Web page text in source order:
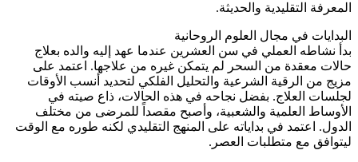
المعرفة التقليدية والحديثة.
البدايات في مجال العلوم الروحانية
بدأ نشاطه العملي في سن العشرين عندما عهد إليه والده بعلاج
حالات معقدة من السحر لم يتمكن غيره من علاجها. اعتمد على
مزيج من الرقية الشرعية والتحليل الفلكي لتحديد أنسب الأوقات
لجلسات العلاج. بفضل نجاحه في هذه الحالات، ذاع صيته في
الأوساط العلمية والشعبية، وأصبح مقصداً للمرضى من مختلف
الدول. اعتمد في بداياته على المنهج التقليدي لكنه طوره مع الوقت
ليتوافق مع متطلبات العصر.